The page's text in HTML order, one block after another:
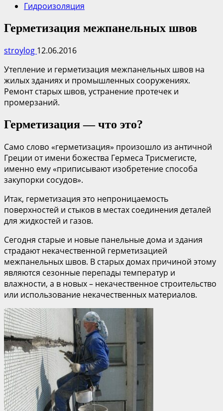
Гидроизоляция
Герметизация межпанельных швов
stroylog 12.06.2016
Утепление и герметизация межпанельных швов на
жилых зданиях и промышленных сооружениях.
Ремонт старых швов, устранение протечек и
промерзаний.
Герметизация — что это?
Само слово «герметизация» произошло из античной
Греции от имени божества Гермеса Трисмегисте,
именно ему «приписывают изобретение способа
закупорки сосудов».
Итак, герметизация это непроницаемость
поверхностей и стыков в местах соединения деталей
для жидкостей и газов.
Сегодня старые и новые панельные дома и здания
страдают некачественной герметизацией
межпанельных швов. В старых домах причиной этому
являются сезонные перепады температур и
влажности, а в новых – некачественное строительство
или использование некачественных материалов.